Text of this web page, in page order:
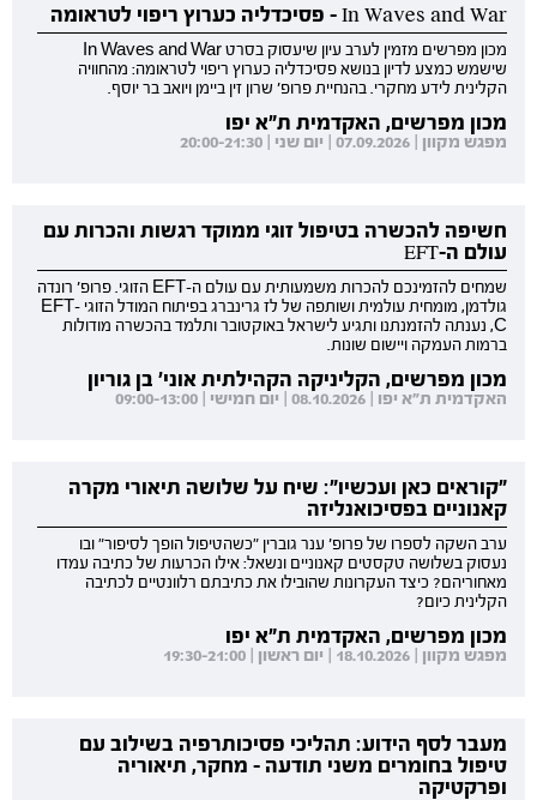
In Waves and War - פסיכדליה כערוץ ריפוי לטראומה
מכון מפרשים מזמין לערב עיון שיעסוק בסרט In Waves and War
שישמש כמצע לדיון בנושא פסיכדליה כערוץ ריפוי לטראומה: מהחוויה
הקלינית לידע מחקרי. בהנחיית פרופ' שרון זין ביימן ויואב בר יוסף.
מכון מפרשים, האקדמית ת"א יפו
מפגש מקוון | 07.09.2026 | יום שני | 20:00-21:30
חשיפה להכשרה בטיפול זוגי ממוקד רגשות והכרות עם
עולם ה-EFT
שמחים להזמינכם להכרות משמעותית עם עולם ה-EFT הזוגי. פרופ' רונדה
גולדמן, מומחית עולמית ושותפה של לז גרינברג בפיתוח המודל הזוגי EFT-
C, נענתה להזמנתנו ותגיע לישראל באוקטובר ותלמד בהכשרה מודולות
ברמות העמקה ויישום שונות.
מכון מפרשים, הקליניקה הקהילתית אוני' בן גוריון
האקדמית ת"א יפו | 08.10.2026 | יום חמישי | 09:00-13:00
"קוראים כאן ועכשיו": שיח על שלושה תיאורי מקרה
קאנוניים בפסיכואנליזה
ערב השקה לספרו של פרופ' ענר גוברין "כשהטיפול הופך לסיפור" ובו
נעסוק בשלושה טקסטים קאנוניים ונשאל: אילו הכרעות של כתיבה עמדו
מאחוריהם? כיצד העקרונות שהובילו את כתיבתם רלוונטיים לכתיבה
הקלינית כיום?
מכון מפרשים, האקדמית ת"א יפו
מפגש מקוון | 18.10.2026 | יום ראשון | 19:30-21:00
מעבר לסף הידוע: תהליכי פסיכותרפיה בשילוב עם
טיפול בחומרים משני תודעה - מחקר, תיאוריה
ופרקטיקה